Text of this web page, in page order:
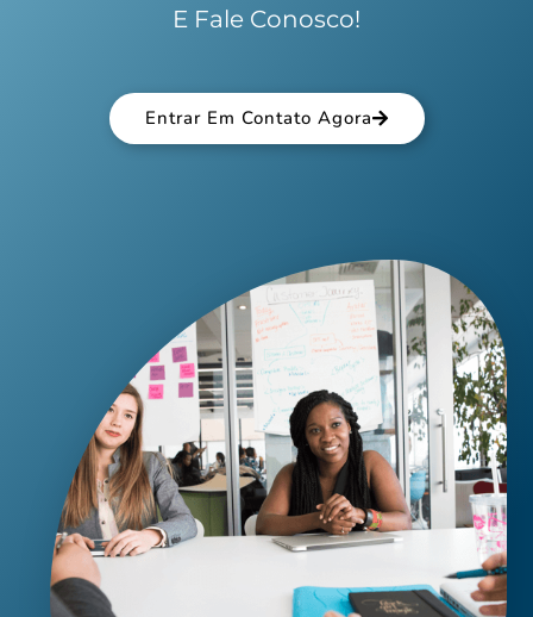
E Fale Conosco!
Entrar Em Contato Agora